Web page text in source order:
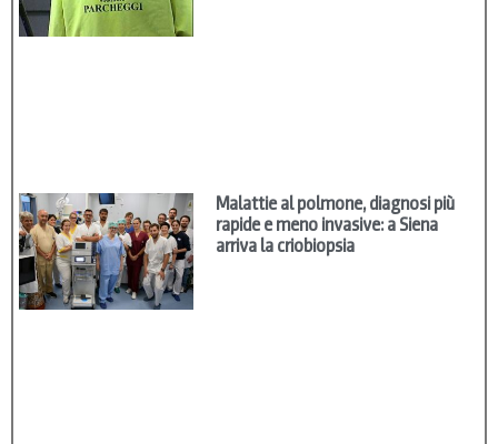
Malattie al polmone, diagnosi più
rapide e meno invasive: a Siena
arriva la criobiopsia